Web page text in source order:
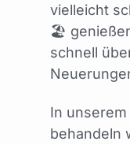
vielleicht
🏖️
schnell
In
behandeln